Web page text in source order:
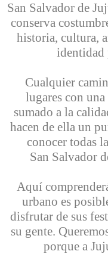
San Salvador de
conserva
historia, cultura,
identidad
Cualquier
lugares con
sumado a la
hacen de ella un
conocer todas
San Salvador
Aquí
urbano es
disfrutar de sus
su gente.
porque a